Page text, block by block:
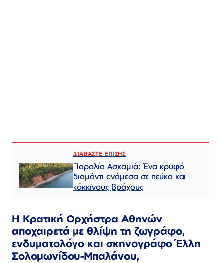
ΔΙΑΒΑΣΤΕ ΕΠΙΣΗΣ
Παραλία Ασκαμιά: Ένα κρυφό
διαμάντι ανάμεσα σε πεύκα και
κόκκινους βράχους
Η Κρατική Ορχήστρα Αθηνών
αποχαιρετά με θλίψη τη ζωγράφο,
ενδυματολόγο και σκηνογράφο Έλλη
Σολομωνίδου-Μπαλάνου,